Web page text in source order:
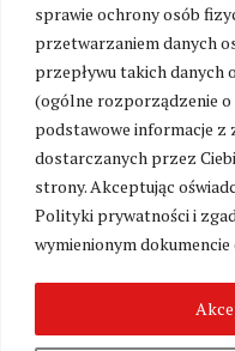
sprawie ochrony osób
przetwarzaniem danych
przepływu takich danych
(ogólne rozporządzenie
podstawowe informacje z
dostarczanych przez
strony. Akceptując
Polityki prywatności i
wymienionym dokumencie
Zmień
©Kresy24.pl2026.